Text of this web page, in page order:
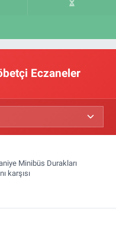
Eczaneler
Minibüs Durakları
karşısı